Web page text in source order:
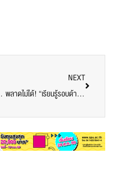
ครัวเราอย่างไร”
NEXT
พลาดไม่ได้! “เรียนรู้รอบด้าน คน งาน ระบบ” สมัครเรียน ป.โท M.M. SPU วันนี้ – 31 พ.ค. 63 รับทุนสนับสนุน 20,000 บาท*